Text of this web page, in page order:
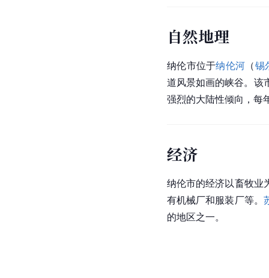
自然地理
纳伦市位于纳伦河 （锡
道风景如画的峡谷。该
强烈的大陆性倾向，每
经济
纳伦市的经济以畜牧业
有机械厂和服装厂等。
的地区之一。